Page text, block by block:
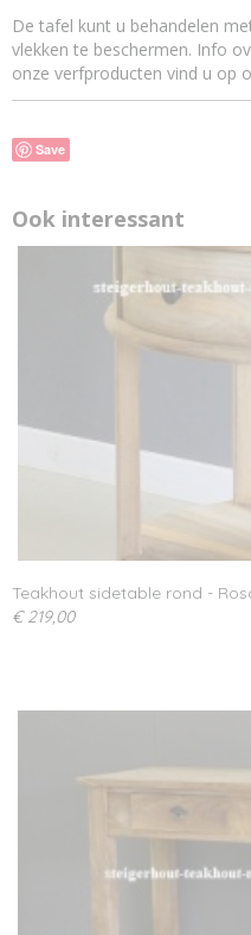
De tafel kunt u behandelen
vlekken te beschermen. Info
onze verfproducten vind u op
Save
Ook interessant
Teakhout sidetable rond -
€ 219,00